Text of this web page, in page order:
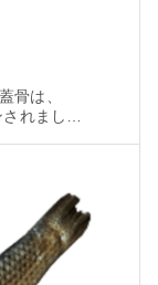
骨は、
れまし